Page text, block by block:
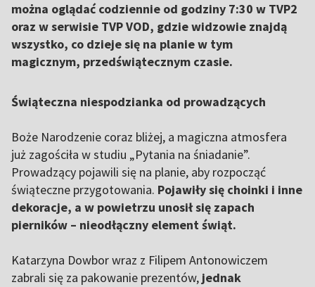
można oglądać codziennie od godziny 7:30 w TVP2
oraz w serwisie TVP VOD, gdzie widzowie znajdą
wszystko, co dzieje się na planie w tym
magicznym, przedświątecznym czasie.
Świąteczna niespodzianka od prowadzących
Boże Narodzenie coraz bliżej, a magiczna atmosfera
już zagościła w studiu „Pytania na śniadanie”.
Prowadzący pojawili się na planie, aby rozpocząć
świąteczne przygotowania. Pojawiły się choinki i inne
dekoracje, a w powietrzu unosił się zapach
pierników – nieodłączny element świąt.
Katarzyna Dowbor wraz z Filipem Antonowiczem
zabrali się za pakowanie prezentów, jednak